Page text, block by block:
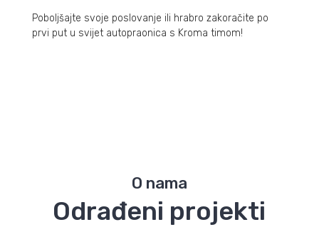
Poboljšajte svoje poslovanje ili hrabro zakoračite po
prvi put u svijet autopraonica s Kroma timom!
O nama
Odrađeni projekti